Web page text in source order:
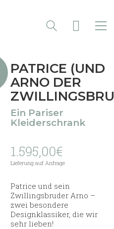
PATRICE (UND
ARNO DER
Ein Pariser
Kleiderschrank
1.595,00€
Lieferung auf Anfrage
Patrice und sein
Zwillingsbruder Arno –
zwei besondere
Designklassiker, die wir
sehr lieben!